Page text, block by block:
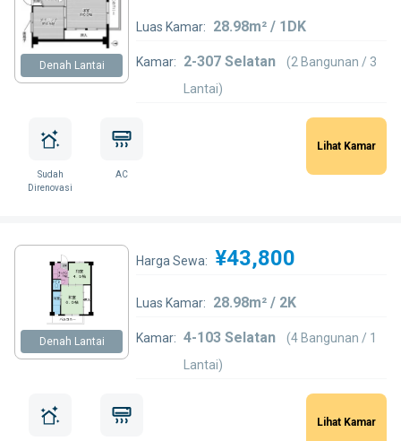
Denah Lantai
Luas Kamar: 28.98m² / 1DK
Kamar: 2-307 Selatan
(2 Bangunan / 3
Lantai)
Sudah
Direnovasi
AC
Lihat Kamar
Denah Lantai
Harga Sewa: ¥43,800
Luas Kamar: 28.98m² / 2K
Kamar: 4-103 Selatan
(4 Bangunan / 1
Lantai)
Lihat Kamar